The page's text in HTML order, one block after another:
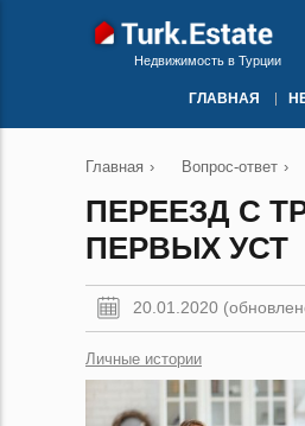
Недвижимость в Турции
ГЛАВНАЯ
Главная › Вопрос-ответ ›
ПЕРЕЕЗД С
ПЕРВЫХ УСТ
20.01.2020
Личные истории